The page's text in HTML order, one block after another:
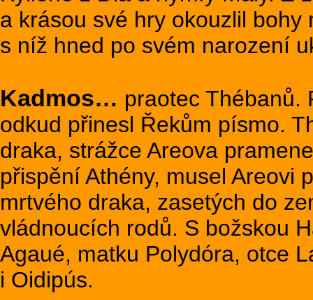
a krásou své hry okouzlil
s níž hned po svém narození
Kadmos… praotec Thébanů.
odkud přinesl Řekům písmo.
draka, strážce Areova
přispění Athény, musel Areovi
mrtvého draka, zasetých do
vládnoucích rodů. S božskou
Agaué, matku Polydóra, otce
i Oidipús.